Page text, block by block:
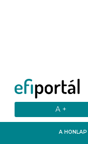
A HONLAP